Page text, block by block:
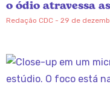
o ódio atravessa
Redação CDC 29 de